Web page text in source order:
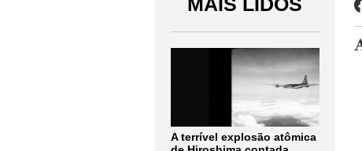
A terrível explosão atômica